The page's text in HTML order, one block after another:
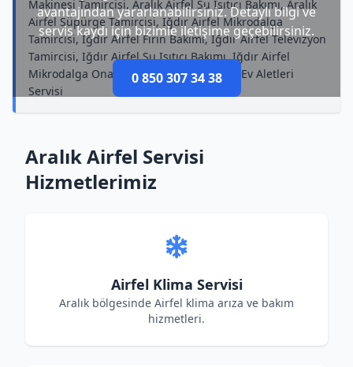
avantajından yararlanabilirsiniz. Detaylı bilgi ve
servis kaydı için bizimle iletişime geçebilirsiniz.
0 850 307 34 38
Makinesi Tamircisi, Aralık Airfel Su Isıtıcı Bakımı, Aralık
Airfel Süpürge Tamircisi, Iğdır Airfel Mikrodalga
Tamircisi, Iğdır Airfel Fırın Bakımı, Iğdır Airfel Televizyon
Tamircisi, Iğdır Airfel Su Isıtıcı Bakımı, Iğdır Airfel
Mikrodalga Onarımı, Aralık Airfel Küçük Ev Aletleri
Servisi
Aralık Airfel Servisi
Hizmetlerimiz
Airfel Klima Servisi
Aralık bölgesinde Airfel klima arıza ve bakım
hizmetleri.